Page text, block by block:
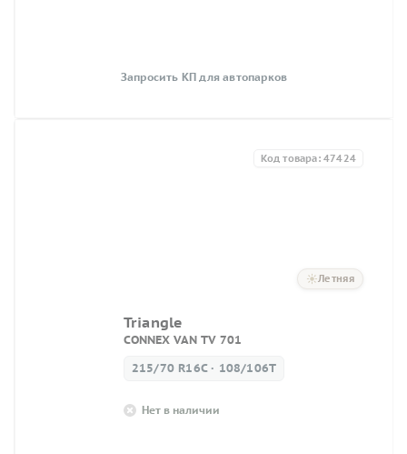
Запросить КП для автопарков
Летняя
Код товара: 47424
Triangle
CONNEX VAN TV 701
215/70 R16C · 108/106T
Нет в наличии